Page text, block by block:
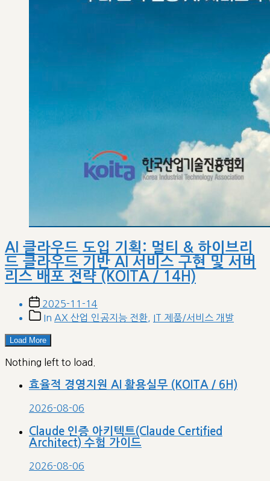
AI 클라우드 도입 기획: 멀티 & 하이브리
드 클라우드 기반 AI 서비스 구현 및 서버
리스 배포 전략 (KOITA / 14H)
Post
date
2025-11-14
PostIn AX 산업 인공지능 전환 IT 제품/서비스 개발
Load More
Nothing left to load.
효율적 경영지원 AI 활용실무 (KOITA / 6H)
2026-08-06
Claude 인증 아키텍트(Claude Certified
Architect) 수험 가이드
2026-08-06